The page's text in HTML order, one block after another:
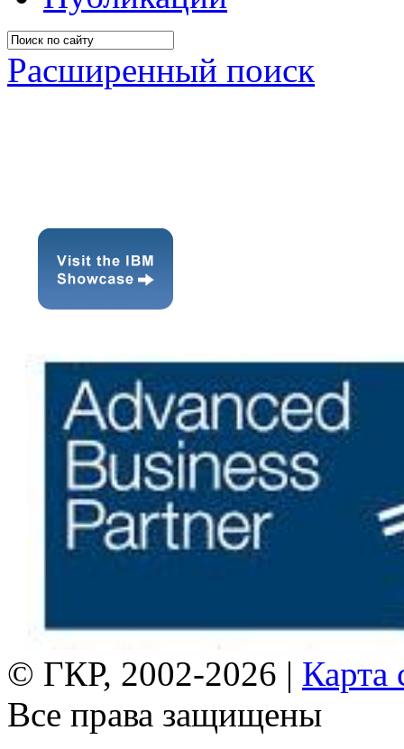
Расширенный поиск
© ГКР, 2002-2026 | Карта
Все права защищены